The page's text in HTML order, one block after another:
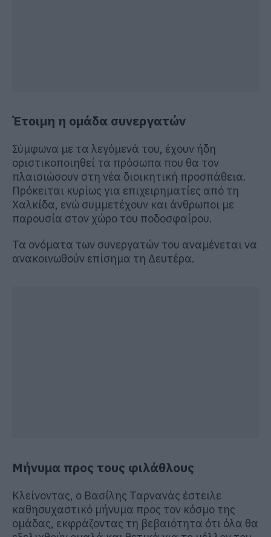
Έτοιμη η ομάδα συνεργατών
Σύμφωνα με τα λεγόμενά του, έχουν ήδη
οριστικοποιηθεί τα πρόσωπα που θα τον
πλαισιώσουν στη νέα διοικητική προσπάθεια.
Πρόκειται κυρίως για επιχειρηματίες από τη
Χαλκίδα, ενώ συμμετέχουν και άνθρωποι με
παρουσία στον χώρο του ποδοσφαίρου.
Τα ονόματα των συνεργατών του αναμένεται να
ανακοινωθούν επίσημα τη Δευτέρα.
Μήνυμα προς τους φιλάθλους
Κλείνοντας, ο Βασίλης Ταρνανάς έστειλε
καθησυχαστικό μήνυμα προς τον κόσμο της
ομάδας, εκφράζοντας τη βεβαιότητα ότι όλα θα